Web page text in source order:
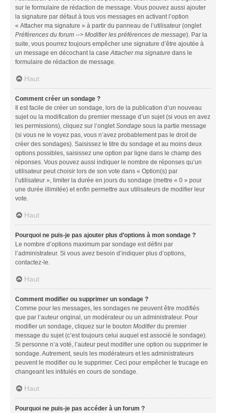
sur le formulaire de rédaction de message. Vous pouvez aussi ajouter
la signature par défaut à tous vos messages en activant l’option
« Attacher ma signature » à partir du panneau de l’utilisateur (onglet
Préférences du forum --> Modifier les préférences de message). Par la
suite, vous pourrez toujours empêcher une signature d’être ajoutée à
un message en décochant la case Attacher ma signature dans le
formulaire de rédaction de message.
Haut
Comment créer un sondage ?
Il est facile de créer un sondage, lors de la publication d’un nouveau
sujet ou la modification du premier message d’un sujet (si vous en avez
les permissions), cliquez sur l’onglet Sondage sous la partie message
(si vous ne le voyez pas, vous n’avez probablement pas le droit de
créer des sondages). Saisissez le titre du sondage et au moins deux
options possibles, saisissez une option par ligne dans le champ des
réponses. Vous pouvez aussi indiquer le nombre de réponses qu’un
utilisateur peut choisir lors de son vote dans « Option(s) par
l’utilisateur », limiter la durée en jours du sondage (mettre « 0 » pour
une durée illimitée) et enfin permettre aux utilisateurs de modifier leur
vote.
Haut
Pourquoi ne puis-je pas ajouter plus d’options à mon sondage ?
Le nombre d’options maximum par sondage est défini par
l’administrateur. Si vous avez besoin d’indiquer plus d’options,
contactez-le.
Haut
Comment modifier ou supprimer un sondage ?
Comme pour les messages, les sondages ne peuvent être modifiés
que par l’auteur original, un modérateur ou un administrateur. Pour
modifier un sondage, cliquez sur le bouton Modifierdu premier
message du sujet (c’est toujours celui auquel est associé le sondage).
Si personne n’a voté, l’auteur peut modifier une option ou supprimer le
sondage. Autrement, seuls les modérateurs et les administrateurs
peuvent le modifier ou le supprimer. Ceci pour empêcher le trucage en
changeant les intitulés en cours de sondage.
Haut
Pourquoi ne puis-je pas accéder à un forum ?